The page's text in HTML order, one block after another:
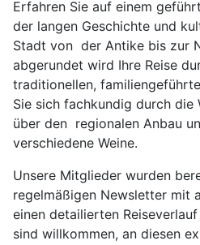
Erfahren Sie auf einem
der langen Geschichte und
Stadt von der Antike bis zur
abgerundet wird Ihre Reise
traditionellen,
Sie sich fachkundig durch die
über den regionalen Anbau
verschiedene Weine.
Unsere Mitglieder wurden
regelmäßigen Newsletter mit
einen detailierten
sind willkommen, an diesen